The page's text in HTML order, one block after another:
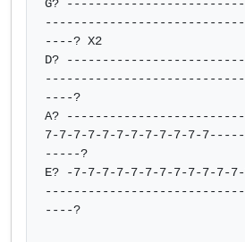
G?
----? X2
D?
----?
A?
7-7-7-7-7-7-7-7-7-7-7-
-----?
E? -7-7-7-7-7-7-7-7-7-7-
----?